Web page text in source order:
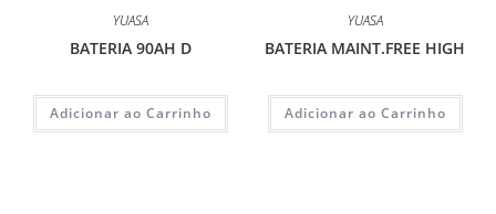
YUASA
BATERIA 90AH D
Adicionar ao Carrinho
YUASA
BATERIA MAINT.FREE HIGH
Adicionar ao Carrinho